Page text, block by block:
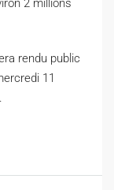
2 millions
rendu public
11